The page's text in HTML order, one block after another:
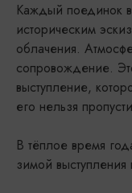
Каждый поединок
историческим
облачения.
сопровождение.
выступление,
его нельзя
В тёплое время
зимой